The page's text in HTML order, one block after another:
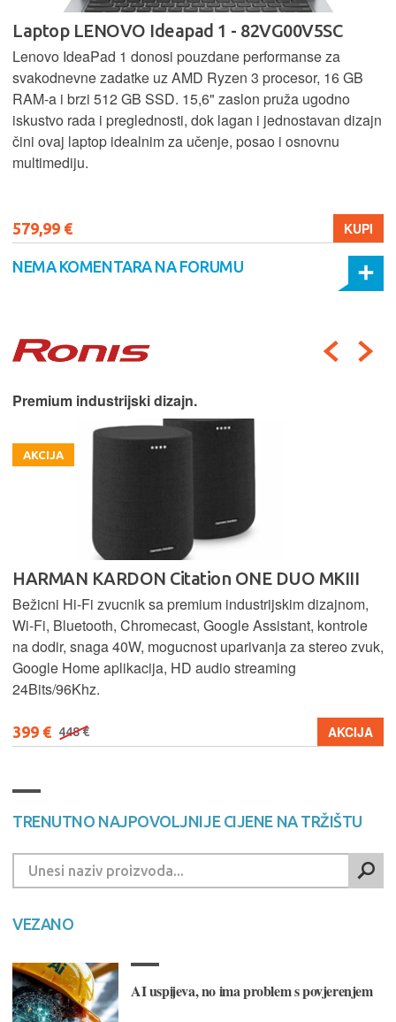
Laptop LENOVO Ideapad 1 - 82VG00V5SC
Lenovo IdeaPad 1 donosi pouzdane performanse za
svakodnevne zadatke uz AMD Ryzen 3 procesor, 16 GB
RAM-a i brzi 512 GB SSD. 15,6" zaslon pruža ugodno
iskustvo rada i preglednosti, dok lagan i jednostavan dizajn
čini ovaj laptop idealnim za učenje, posao i osnovnu
multimediju.
579,99 € KUPI
NEMA KOMENTARA NA FORUMU
Premium industrijski dizajn.
AKCIJA
HARMAN KARDON Citation ONE DUO MKIII
Bežicni Hi-Fi zvucnik sa premium industrijskim dizajnom,
Wi-Fi, Bluetooth, Chromecast, Google Assistant, kontrole
na dodir, snaga 40W, mogucnost uparivanja za stereo zvuk,
Google Home aplikacija, HD audio streaming
24Bits/96Khz.
399 € 448 € AKCIJA
TRENUTNO NAJPOVOLJNIJE CIJENE NA TRŽIŠTU
VEZANO
AI uspijeva, no ima problem s povjerenjem